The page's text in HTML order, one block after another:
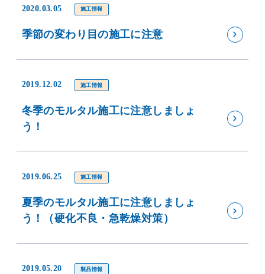
2020.03.05 施工情報
季節の変わり目の施工に注意
2019.12.02 施工情報
冬季のモルタル施工に注意しましょ
う！
2019.06.25 施工情報
夏季のモルタル施工に注意しましょ
う！（硬化不良・急乾燥対策）
2019.05.20 製品情報